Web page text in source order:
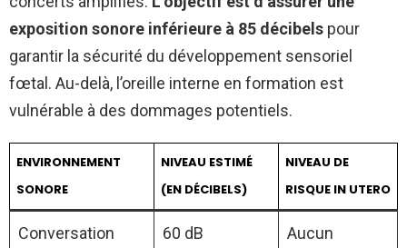
exposition sonore inférieure à 85 décibels pour
garantir la sécurité du développement sensoriel
fœtal. Au-delà, l’oreille interne en formation est
vulnérable à des dommages potentiels.
ENVIRONNEMENT
SONORE
NIVEAU ESTIMÉ
(EN DÉCIBELS)
NIVEAU DE
RISQUE IN UTERO
Conversation 60 dB Aucun